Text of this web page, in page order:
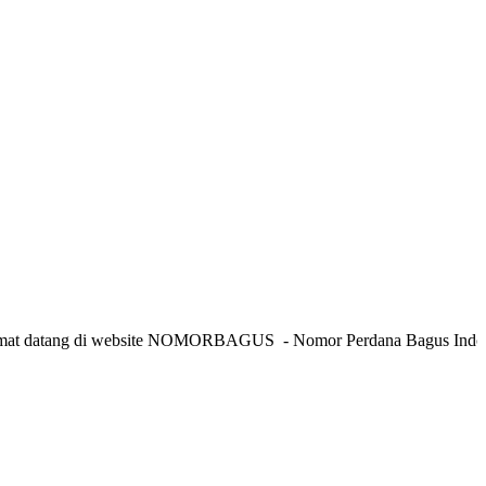
di website NOMORBAGUS - Nomor Perdana BagusIndonesia-